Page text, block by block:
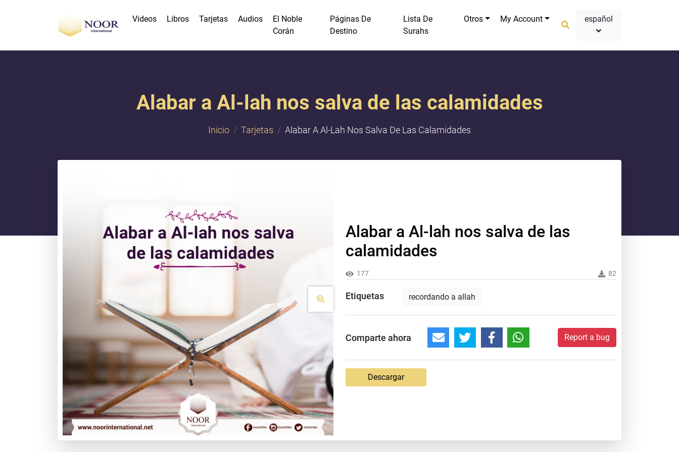
Videos Libros Tarjetas Audios
El Noble
Corán
Páginas De
Destino
Lista De
Surahs
Otros My Account
Alabar a Al-lah nos salva de las calamidades
Inicio Tarjetas Alabar A Al-Lah Nos Salva De Las Calamidades
Alabar a Al-lah nos salva de las
calamidades
177 82
Etiquetas recordando a allah
Comparte ahora Report a bug
Descargar